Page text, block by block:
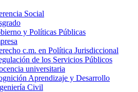
Social
y Políticas Públicas
c.m. en Política Jurisdiccional
de los Servicios Públicos
universitaria
Aprendizaje y Desarrollo
Civil